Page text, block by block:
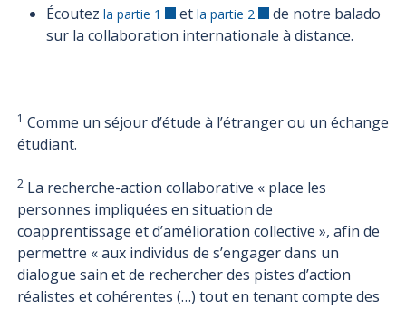
Écoutez la partie 1 et la partie 2
de notre balado
sur la collaboration internationale à distance.
1 Comme un séjour d’étude à l’étranger ou un échange
étudiant.
2 La recherche-action collaborative « place les
personnes impliquées en situation de
coapprentissage et d’amélioration collective », afin de
permettre « aux individus de s’engager dans un
dialogue sain et de rechercher des pistes d’action
réalistes et cohérentes (…) tout en tenant compte des